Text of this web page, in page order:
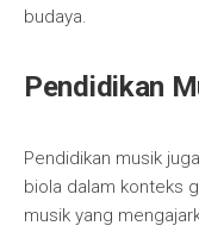
budaya.
Pendidikan
Pendidikan musik
biola dalam konteks
musik yang